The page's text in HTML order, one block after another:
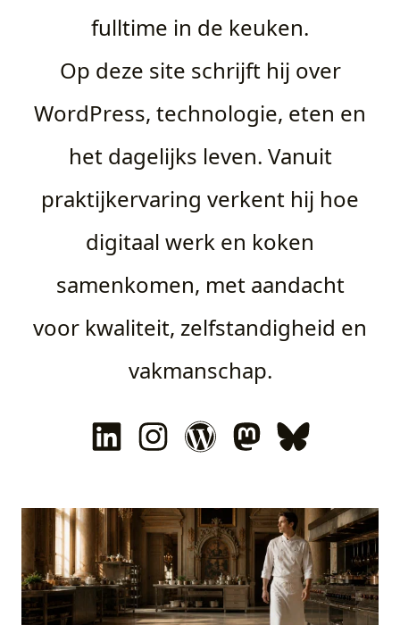
fulltime in de keuken.
Op deze site schrijft hij over
WordPress, technologie, eten en
het dagelijks leven. Vanuit
praktijkervaring verkent hij hoe
digitaal werk en koken
samenkomen, met aandacht
voor kwaliteit, zelfstandigheid en
vakmanschap.